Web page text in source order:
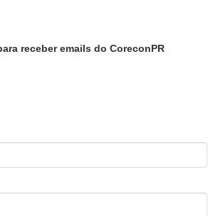
receber emails do CoreconPR